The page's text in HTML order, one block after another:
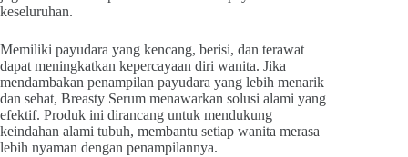
keseluruhan.
Memiliki payudara yang kencang, berisi, dan terawat
dapat meningkatkan kepercayaan diri wanita. Jika
mendambakan penampilan payudara yang lebih menarik
dan sehat, Breasty Serum menawarkan solusi alami yang
efektif. Produk ini dirancang untuk mendukung
keindahan alami tubuh, membantu setiap wanita merasa
lebih nyaman dengan penampilannya.